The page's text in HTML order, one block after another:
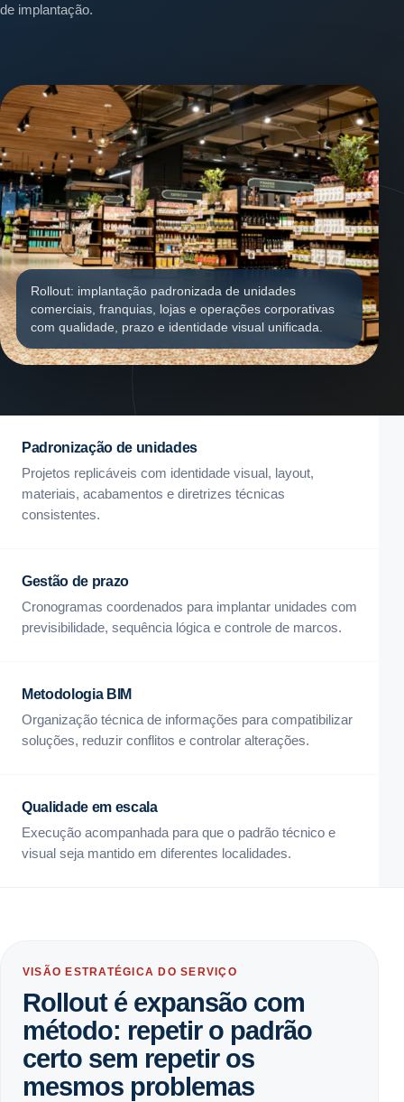
de implantação.
Rollout: implantação padronizada de unidades
comerciais, franquias, lojas e operações corporativas
com qualidade, prazo e identidade visual unificada.
Padronização de unidades
Projetos replicáveis com identidade visual, layout,
materiais, acabamentos e diretrizes técnicas
consistentes.
Gestão de prazo
Cronogramas coordenados para implantar unidades com
previsibilidade, sequência lógica e controle de marcos.
Metodologia BIM
Organização técnica de informações para compatibilizar
soluções, reduzir conflitos e controlar alterações.
Qualidade em escala
Execução acompanhada para que o padrão técnico e
visual seja mantido em diferentes localidades.
VISÃO ESTRATÉGICA DO SERVIÇO
Rollout é expansão com
método: repetir o padrão
certo sem repetir os
mesmos problemas